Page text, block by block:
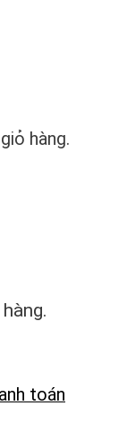
hàng.
toán